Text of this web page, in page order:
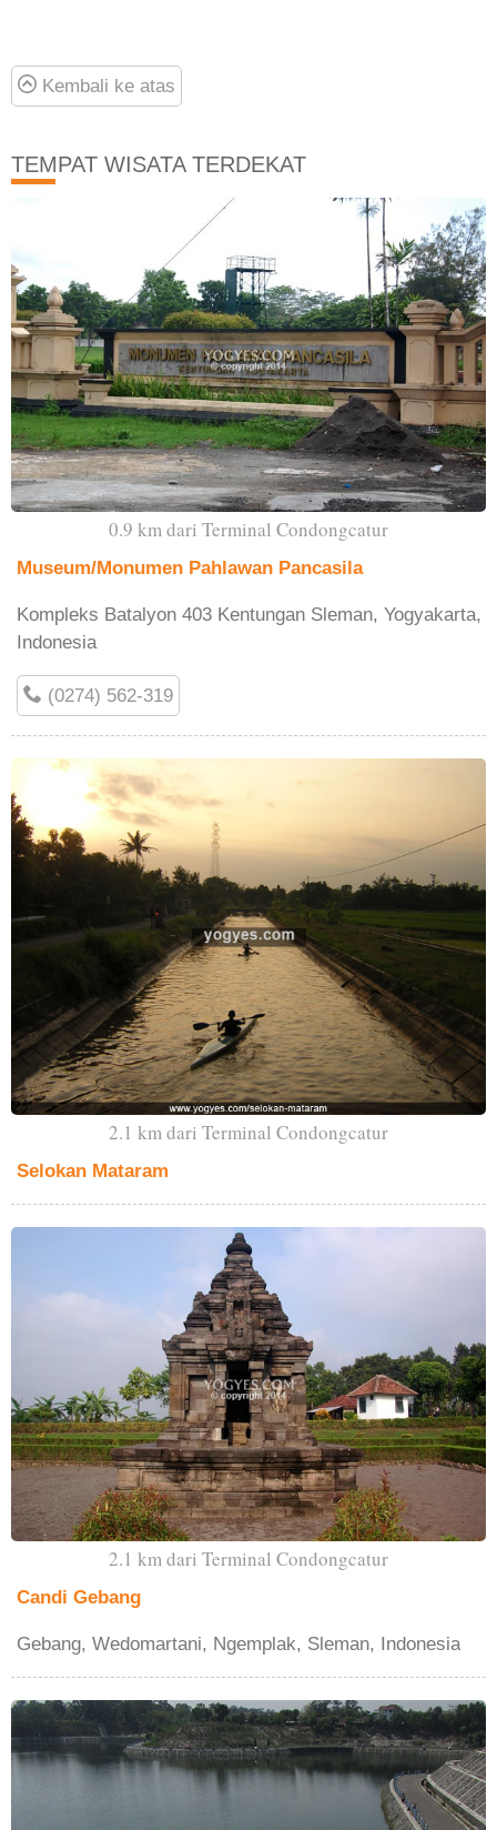
Kembali ke atas
TEMPAT WISATA TERDEKAT
0.9 km dari Terminal Condongcatur
Museum/Monumen Pahlawan Pancasila
Kompleks Batalyon 403 Kentungan Sleman, Yogyakarta,
Indonesia
(0274) 562-319
2.1 km dari Terminal Condongcatur
Selokan Mataram
2.1 km dari Terminal Condongcatur
Candi Gebang
Gebang, Wedomartani, Ngemplak, Sleman, Indonesia